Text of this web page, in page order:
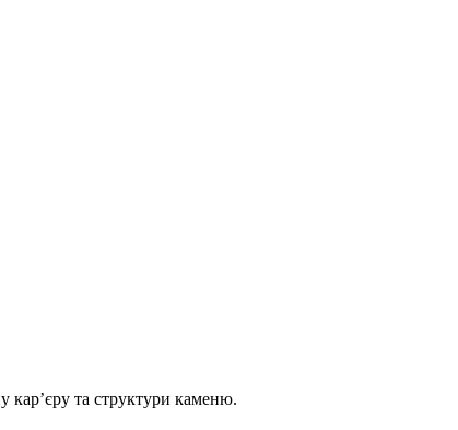
кар’єру та структури каменю.